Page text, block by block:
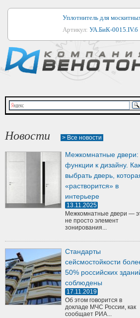
Уплотнитель для
Артикул: УА.БиК-0015.IV.б
Уплотнитель для
Артикул:1044
Уплотнитель для
Артикул:УМ.БиК-0062.IV.б
Уплотнитель лоджиевый
Уплотнитель для
Артикул:
Новости > Все новости
Межкомнатные двери:
функции к дизайну.
выбрать дверь,
«растворится» в
интерьере
13.11.2025
Межкомнатные двери —
не просто элемент
зонирования...
Стандарты
сейсмостойкости
50% российских
соблюдены
17.11.2019
Об этом говорится в
докладе МЧС России, как
сообщает РИА...